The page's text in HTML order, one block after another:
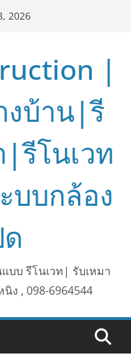
2026
|
งบ้าน|รี
|รีโนเวท
บบกล้อง
บบ รีโนเวท| รับเหมา
ง , 098-6964544